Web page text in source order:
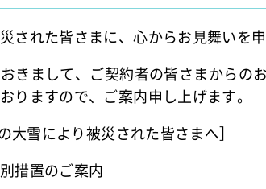
された皆さまに、心からお見舞いを申
きまして、ご契約者の皆さまからの
りますので、ご案内申し上げます。
大雪により被災された皆さまへ］
措置のご案内